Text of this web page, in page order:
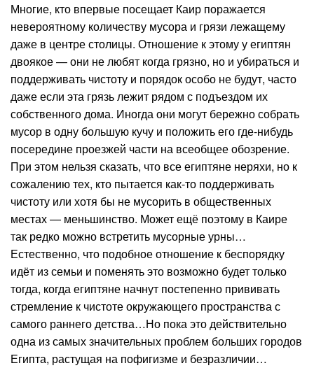
Многие, кто впервые посещает Каир поражается
невероятному количеству мусора и грязи лежащему
даже в центре столицы. Отношение к этому у египтян
двоякое — они не любят когда грязно, но и убираться и
поддерживать чистоту и порядок особо не будут, часто
даже если эта грязь лежит рядом с подъездом их
собственного дома. Иногда они могут бережно собрать
мусор в одну большую кучу и положить его где-нибудь
посередине проезжей части на всеобщее обозрение.
При этом нельзя сказать, что все египтяне неряхи, но к
сожалению тех, кто пытается как-то поддерживать
чистоту или хотя бы не мусорить в общественных
местах — меньшинство. Может ещё поэтому в Каире
так редко можно встретить мусорные урны…
Естественно, что подобное отношение к беспорядку
идёт из семьи и поменять это возможно будет только
тогда, когда египтяне начнут постепенно прививать
стремление к чистоте окружающего пространства с
самого раннего детства…Но пока это действительно
одна из самых значительных проблем больших городов
Египта, растущая на пофигизме и безразличии…